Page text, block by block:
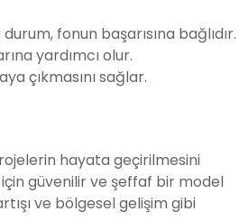
fonun başarısına bağlıdır.
yardımcı olur.
çıkmasını sağlar.
hayata geçirilmesini
için güvenilir ve şeffaf bir model
ve bölgesel gelişim gibi